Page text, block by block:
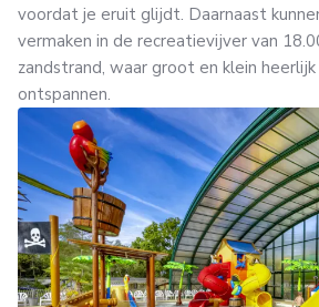
voordat je eruit glijdt. Daarnaast
vermaken in de recreatievijver van
zandstrand, waar groot en klein
ontspannen.